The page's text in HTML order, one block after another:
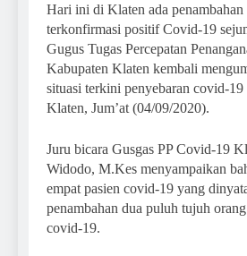
Hari ini di Klaten ada penambahan
terkonfirmasi positif Covid-19
Gugus Tugas Percepatan
Kabupaten Klaten kembali
situasi terkini penyebaran covid-
Klaten, Jum’at (04/09/2020).
Juru bicara Gusgas PP Covid-19
Widodo, M.Kes menyampaikan
empat pasien covid-19 yang
penambahan dua puluh tujuh
covid-19.